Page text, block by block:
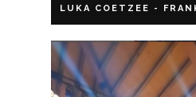
LUKA COETZEE -